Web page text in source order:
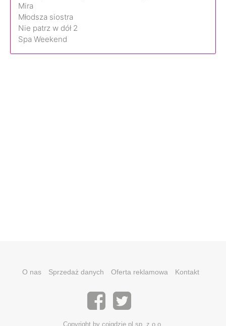
Mira
Młodsza siostra
Nie patrz w dół 2
Spa Weekend
O nas Sprzedaż danych Oferta reklamowa Kontakt
Copyright by coigdzie.pl sp. z o.o.